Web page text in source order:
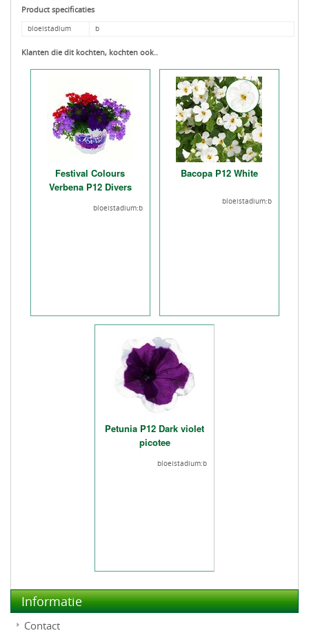
Product specificaties
bloeistadium b
Klanten die dit kochten, kochten ook..
Festival Colours
Verbena P12 Divers
bloeistadium:b
Bacopa P12 White
bloeistadium:b
Petunia P12 Dark violet
picotee
bloeistadium:b
Informatie
Contact